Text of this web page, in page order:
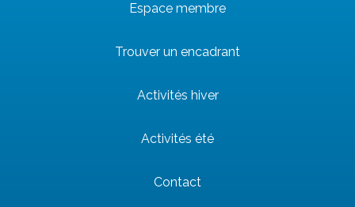
Espace membre
Trouver un encadrant
Activités hiver
Activités été
Contact